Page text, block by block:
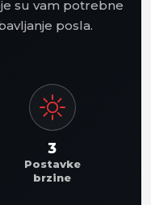
su vam potrebne
posla.
3
Postavke
brzine